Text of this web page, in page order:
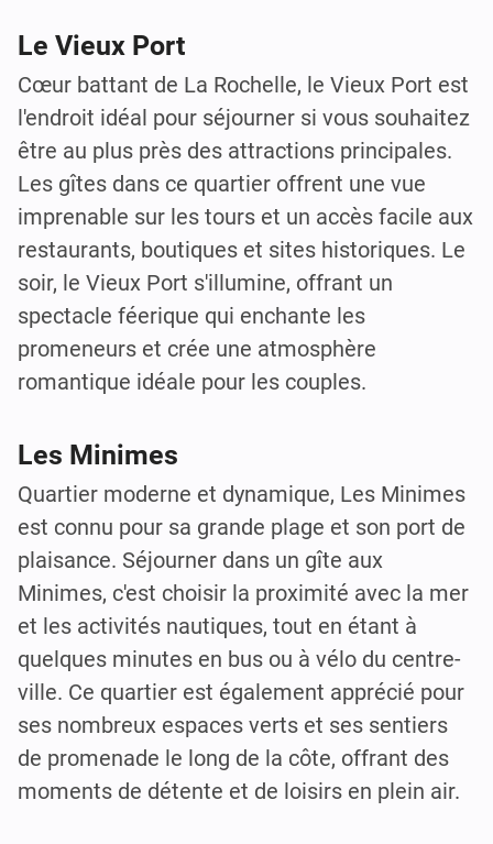
Le Vieux Port
Cœur battant de La Rochelle, le Vieux Port est
l'endroit idéal pour séjourner si vous souhaitez
être au plus près des attractions principales.
Les gîtes dans ce quartier offrent une vue
imprenable sur les tours et un accès facile aux
restaurants, boutiques et sites historiques. Le
soir, le Vieux Port s'illumine, offrant un
spectacle féerique qui enchante les
promeneurs et crée une atmosphère
romantique idéale pour les couples.
Les Minimes
Quartier moderne et dynamique, Les Minimes
est connu pour sa grande plage et son port de
plaisance. Séjourner dans un gîte aux
Minimes, c'est choisir la proximité avec la mer
et les activités nautiques, tout en étant à
quelques minutes en bus ou à vélo du centre-
ville. Ce quartier est également apprécié pour
ses nombreux espaces verts et ses sentiers
de promenade le long de la côte, offrant des
moments de détente et de loisirs en plein air.